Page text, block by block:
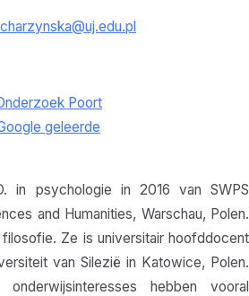
Poort
geleerde
in psychologie in 2016 van SWPS
and Humanities, Warschau, Polen.
Ze is universitair hoofddocent
van Silezië in Katowice, Polen.
hebben vooral